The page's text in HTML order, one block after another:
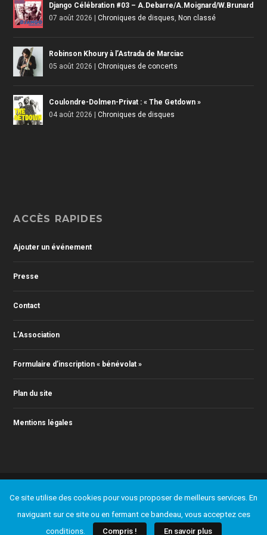
Django Célébration #03 – A.Debarre/A.Moignard/W.Brunard
07 août 2026 |Chroniques de disques,Non classé
Robinson Khoury à l’Astrada de Marciac
05 août 2026 |Chroniques de concerts
Coulondre-Dolmen-Privat : « The Getdown »
04 août 2026 |Chroniques de disques
ACCÈS RAPIDES
Ajouter un événement
Presse
Contact
L’Association
Formulaire d’inscription « bénévolat »
Plan du site
Mentions légales
RONTEY ( webmaster@actionjazz.fr )
Ajouter un événement
Presse Contact
L’Association
Formulaire d’inscription « bénévolat »
Plan du site Mentions légales
Ce site utilise des cookies pour vous proposer de meilleurs services. En
naviguant sur ce site ou en fermant ce bandeau, vous acceptez ces
conditions.
Compris ! En savoir plus